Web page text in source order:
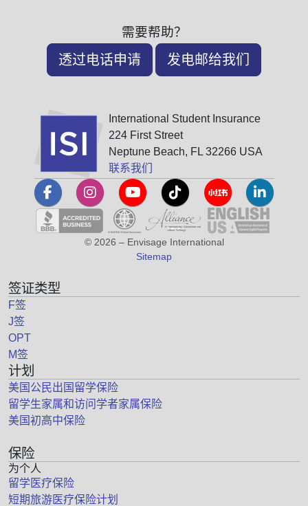
需要帮助？
透过电话申请 发电邮给我们
International Student Insurance
224 First Street
Neptune Beach, FL 32266 USA
联系我们
© 2026 – Envisage International
Sitemap
签证类型
F签
J签
OPT
M签
计划
美国公民出国留学保险
留学生家属和访问学者家属保险
美国初高中保险
保险
为个人
留学医疗保险
短期旅游医疗保险计划